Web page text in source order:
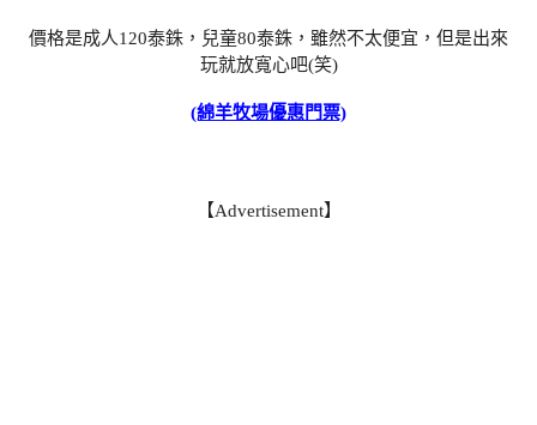
價格是成人120泰銖，兒童80泰銖，雖然不太便宜，但是出來
玩就放寬心吧(笑)
(綿羊牧場優惠門票)
【Advertisement】